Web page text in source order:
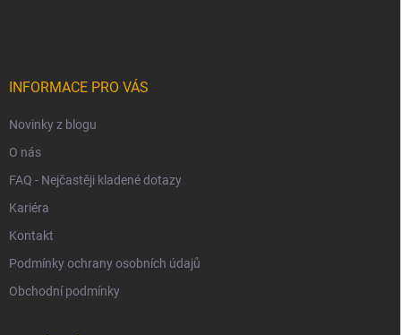
INFORMACE PRO VÁS
Novinky z blogu
O nás
FAQ - Nejčastěji kladené dotazy
Kariéra
Kontakt
Podmínky ochrany osobních údajů
Obchodní podmínky